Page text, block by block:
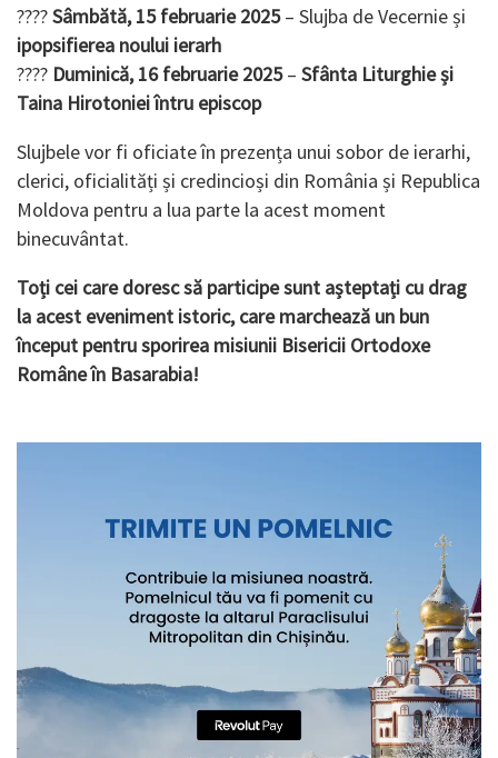
????Sâmbătă, 15 februarie 2025– Slujba de Vecernie și
ipopsifierea noului ierarh
???? Duminică, 16 februarie 2025– Sfânta Liturghie și
Taina Hirotoniei întru episcop
Slujbele vor fi oficiate în prezența unui sobor de ierarhi,
clerici, oficialități și credincioși din România și Republica
Moldova pentru a lua parte la acest moment
binecuvântat.
Toți cei care doresc să participe sunt așteptați cu drag
la acest eveniment istoric, care marchează un bun
început pentru sporirea misiunii Bisericii Ortodoxe
Române în Basarabia!